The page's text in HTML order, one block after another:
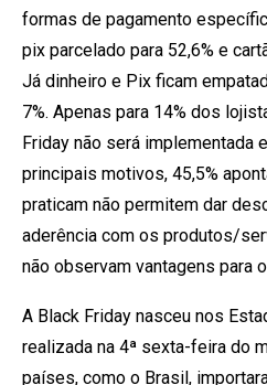
formas de pagamento
pix parcelado para 52,6% e
Já dinheiro e Pix ficam
7%. Apenas para 14% dos
Friday não será implementada
principais motivos, 45,5%
praticam não permitem dar
aderência com os produtos/
não observam vantagens para
A Black Friday nasceu nos
realizada na 4ª sexta-feira do
países, como o Brasil,